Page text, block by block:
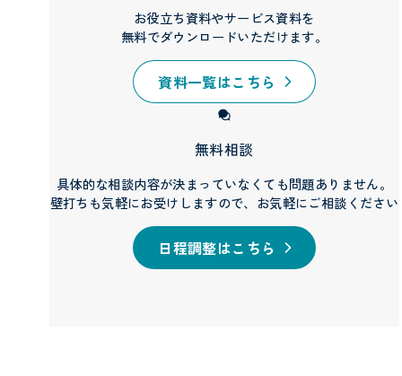
お役立ち資料やサービス資料を
無料でダウンロードいただけます。
資料一覧はこちら
無料相談
具体的な相談内容が決まっていなくても問題ありません。
壁打ちも気軽にお受けしますので、お気軽にご相談ください
日程調整はこちら